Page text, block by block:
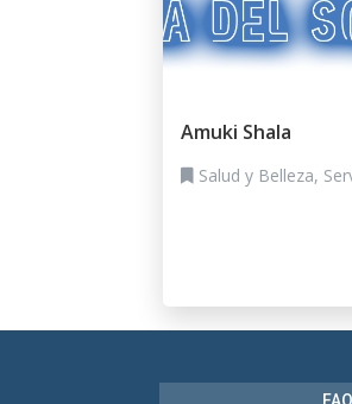
Amuki Shala
Salud y Belleza, Servicios,